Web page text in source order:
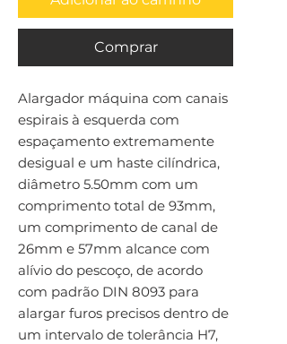
Comprar
Alargador máquina com canais
espirais à esquerda com
espaçamento extremamente
desigual e um haste cilíndrica,
diâmetro 5.50mm com um
comprimento total de 93mm,
um comprimento de canal de
26mm e 57mm alcance com
alívio do pescoço, de acordo
com padrão DIN 8093 para
alargar furos precisos dentro de
um intervalo de tolerância H7,